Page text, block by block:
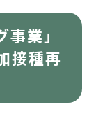
業」
接種再